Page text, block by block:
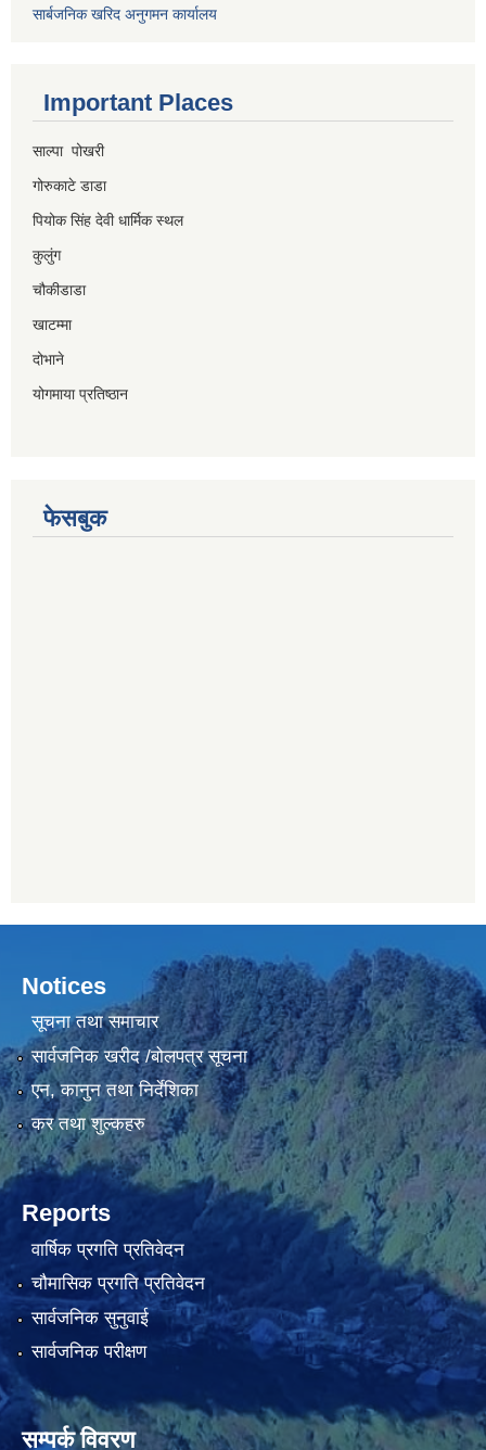
सार्बजनिक खरिद अनुगमन कार्यालय
Important Places
साल्पा पोखरी
गोरुकाटे डाडा
पियोक सिंह देवी धार्मिक स्थल
कुलुंग
चौकीडाडा
खाटम्मा
दोभाने
योगमाया प्रतिष्ठान
फेसबुक
Notices
सूचना तथा समाचार
सार्वजनिक खरीद /बोलपत्र सूचना
एन, कानुन तथा निर्देशिका
कर तथा शुल्कहरु
Reports
वार्षिक प्रगति प्रतिवेदन
चौमासिक प्रगति प्रतिवेदन
सार्वजनिक सुनुवाई
सार्वजनिक परीक्षण
सम्पर्क विवरण